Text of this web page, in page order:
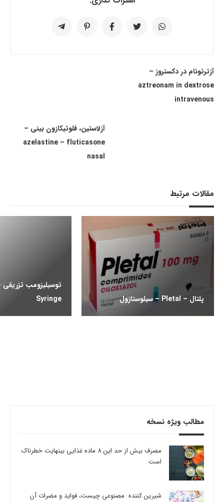
آزترئونام در دکستروز –
aztreonam in dextrose
intravenous
آزلاستین، فلوتیکازون بینی –
azelastine – fluticasone
nasal
مقالات مرتبط
پلتال – Pletal – سیلوستازول Syringe
مطالب ویژه نسخه
مصرف بیش از حد این 8 ماده غذایی بینهایت خطرناک
است
شیرین کننده مصنوعی چیست، فواید و مضرات آن